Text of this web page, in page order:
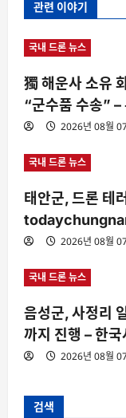
관련 이야기
국내 드론 뉴스
獨 해운사 소유
“군수품 수송” –
2026년 08월
국내 드론 뉴스
태안군, 드론 테
2026년 08월
국내 드론 뉴스
음성군, 사정리
까지 진행 – 한
2026년 08월
검색